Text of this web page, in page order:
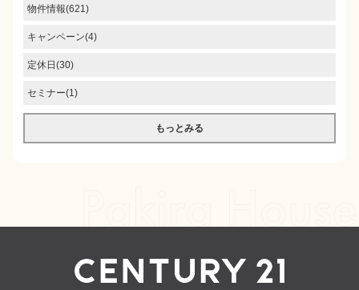
物件情報(621)
キャンペーン(4)
定休日(30)
セミナー(1)
もっとみる